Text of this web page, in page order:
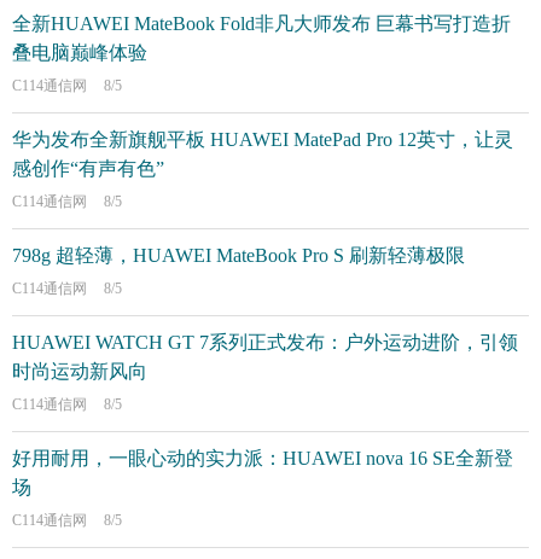
全新HUAWEI MateBook Fold非凡大师发布 巨幕书写打造折
叠电脑巅峰体验
C114通信网 8/5
华为发布全新旗舰平板 HUAWEI MatePad Pro 12英寸，让灵
感创作“有声有色”
C114通信网 8/5
798g 超轻薄，HUAWEI MateBook Pro S 刷新轻薄极限
C114通信网 8/5
HUAWEI WATCH GT 7系列正式发布：户外运动进阶，引领
时尚运动新风向
C114通信网 8/5
好用耐用，一眼心动的实力派：HUAWEI nova 16 SE全新登
场
C114通信网 8/5